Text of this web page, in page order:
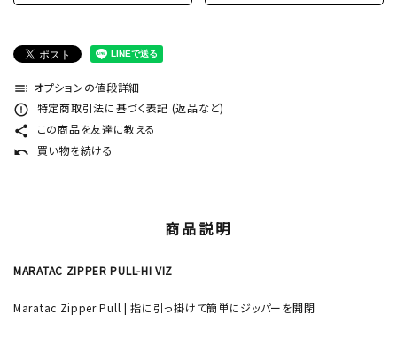
toc オプションの値段詳細
error_outline 特定商取引法に基づく表記 (返品など)
share この商品を友達に教える
undo 買い物を続ける
商品説明
MARATAC ZIPPER PULL-HI VIZ
Maratac Zipper Pull | 指に引っ掛けて簡単にジッパーを開閉